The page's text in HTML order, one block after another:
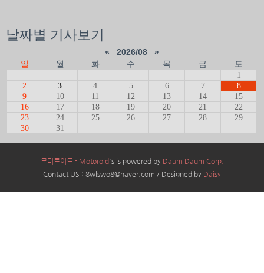
날짜별 기사보기
« 2026/08
»
일
월 화 수 목 금
토
1
2
3 4 5 6 7
8
9
10 11 12 13 14
15
16
17 18 19 20 21
22
23
24 25 26 27 28
29
30
31
모터로이드 - Motoroid's is powered by Daum Daum Corp.
Contact US : 8wlswo8@naver.com / Designed by Daisy